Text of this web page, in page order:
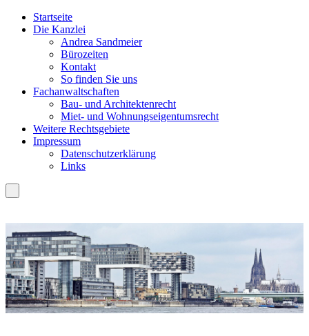
Startseite
Die Kanzlei
Andrea Sandmeier
Bürozeiten
Kontakt
So finden Sie uns
Fachanwaltschaften
Bau- und Architektenrecht
Miet- und Wohnungseigentumsrecht
Weitere Rechtsgebiete
Impressum
Datenschutzerklärung
Links